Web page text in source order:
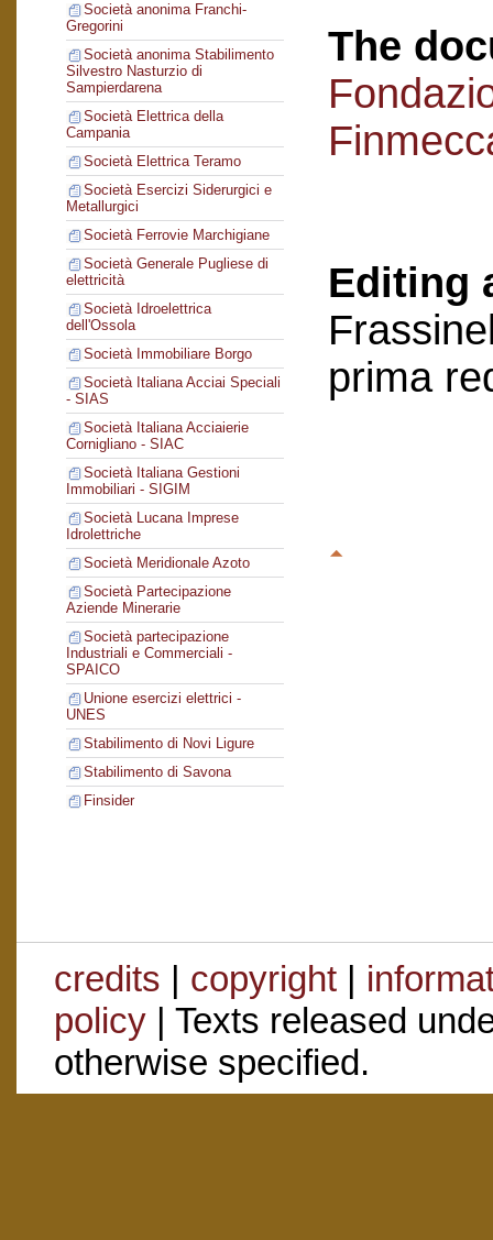
Società anonima Franchi-
Gregorini
Società anonima Stabilimento
Silvestro Nasturzio di
Sampierdarena
Società Elettrica della
Campania
Società Elettrica Teramo
Società Esercizi Siderurgici e
Metallurgici
Società Ferrovie Marchigiane
Società Generale Pugliese di
elettricità
Società Idroelettrica
dell'Ossola
Società Immobiliare Borgo
Società Italiana Acciai Speciali
- SIAS
Società Italiana Acciaierie
Cornigliano - SIAC
Società Italiana Gestioni
Immobiliari - SIGIM
Società Lucana Imprese
Idrolettriche
Società Meridionale Azoto
Società Partecipazione
Aziende Minerarie
Società partecipazione
Industriali e Commerciali -
SPAICO
Unione esercizi elettrici -
UNES
Stabilimento di Novi Ligure
Stabilimento di Savona
Finsider
The
Editing
prima
credits | copyright|
policy| Texts released
otherwise specified.